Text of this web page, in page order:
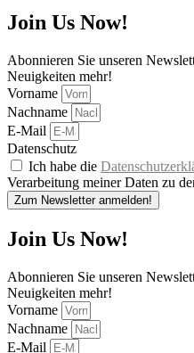
Join Us Now!
Abonnieren Sie unseren
Neuigkeiten mehr!
Vorname
Nachname
E-Mail
Datenschutz
Ich habe die
Verarbeitung meiner Daten zu
Zum Newsletter anmelden!
Join Us Now!
Abonnieren Sie unseren
Neuigkeiten mehr!
Vorname
Nachname
E-Mail